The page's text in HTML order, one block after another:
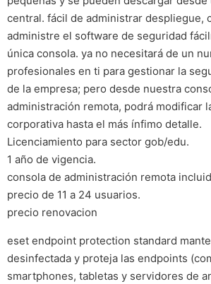
central. fácil de administrar despliegue,
administre el software de seguridad
única consola. ya no necesitará de un
profesionales en ti para gestionar la
de la empresa; pero desde nuestra
administración remota, podrá modificar
corporativa hasta el más ínfimo detalle.
Licenciamiento para sector gob/edu.
1 año de vigencia.
consola de administración remota
precio de 11 a 24 usuarios.
precio renovacion
eset endpoint protection standard
desinfectada y proteja las endpoints
smartphones, tabletas y servidores de